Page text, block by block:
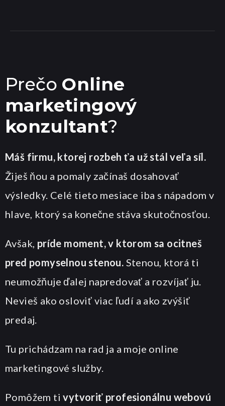
Prečo Online
marketingový
konzultant?
Máš firmu, ktorej rozbeh ťa už stál veľa síl.
Žiješ ňou a pomaly začínaš dosahovať
výsledky. Celé tieto mesiace iba s nápadom v
hlave, ktorý sa konečne stáva skutočnosťou.
Avšak, príde moment, v ktorom sa ocitneš
pred pomyselnou stenou. Stenou, ktorá ti
neumožňuje ďalej napredovať a rozvíjať ju.
Nevieš ako osloviť viac ľudí a ako zvýšiť
predaj.
Tu prichádzam na rad ja a moje online
marketingové služby.
Pomôžem tivytvoriť profesionálnu webovú